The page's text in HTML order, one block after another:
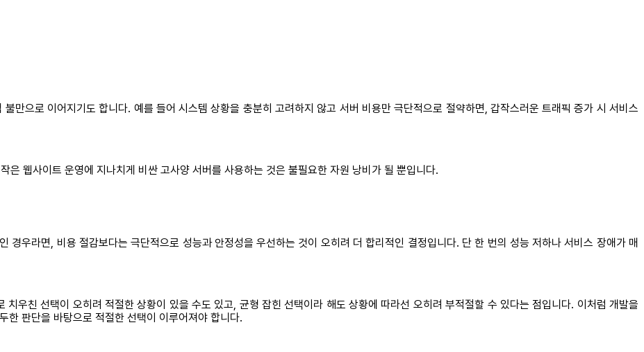
만으로 이어지기도 합니다. 예를 들어 시스템 상황을 충분히 고려하지 않고 서버 비용만 극단적으로 절약하면, 갑작스러운 트래픽 증가 시 서비스
은 웹사이트 운영에 지나치게 비싼 고사양 서버를 사용하는 것은 불필요한 자원 낭비가 될 뿐입니다.
경우라면, 비용 절감보다는 극단적으로 성능과 안정성을 우선하는 것이 오히려 더 합리적인 결정입니다. 단 한 번의 성능 저하나 서비스 장애가 매
우친 선택이 오히려 적절한 상황이 있을 수도 있고, 균형 잡힌 선택이라 해도 상황에 따라선 오히려 부적절할 수 있다는 점입니다. 이처럼 개발을
한 판단을 바탕으로 적절한 선택이 이루어져야 합니다.